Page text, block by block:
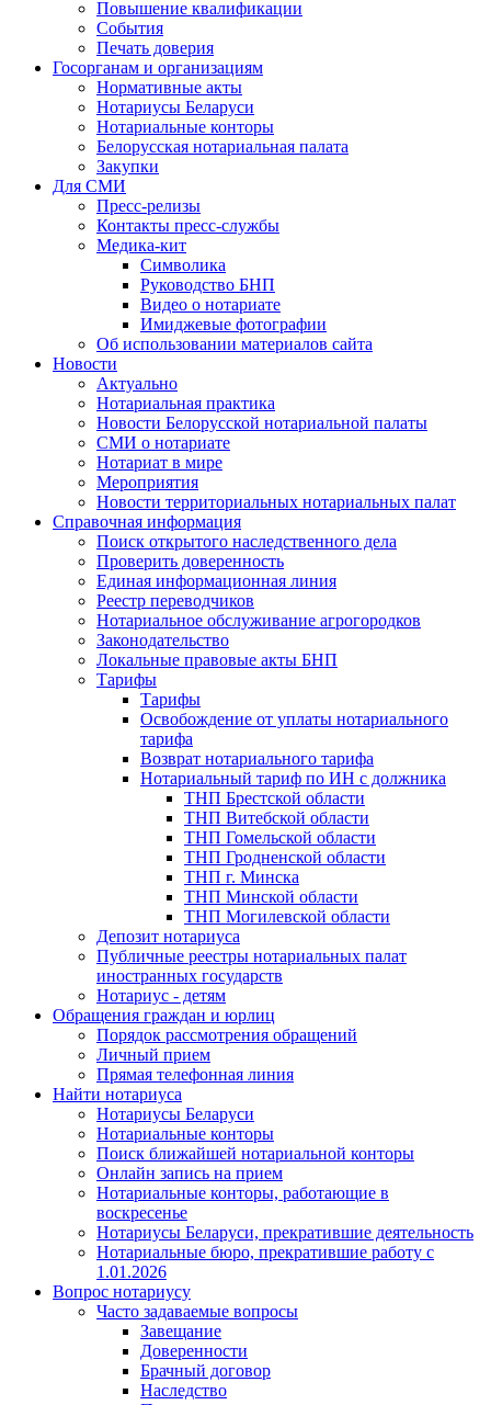
Повышение квалификации
События
Печать доверия
Госорганам и организациям
Нормативные акты
Нотариусы Беларуси
Нотариальные конторы
Белорусская нотариальная палата
Закупки
Для СМИ
Пресс-релизы
Контакты пресс-службы
Медика-кит
Символика
Руководство БНП
Видео о нотариате
Имиджевые фотографии
Об использовании материалов сайта
Новости
Актуально
Нотариальная практика
Новости Белорусской нотариальной палаты
СМИ о нотариате
Нотариат в мире
Мероприятия
Новости территориальных нотариальных палат
Справочная информация
Поиск открытого наследственного дела
Проверить доверенность
Единая информационная линия
Реестр переводчиков
Нотариальное обслуживание агрогородков
Законодательство
Локальные правовые акты БНП
Тарифы
Тарифы
Освобождение от уплаты нотариального
тарифа
Возврат нотариального тарифа
Нотариальный тариф по ИН с должника
ТНП Брестской области
ТНП Витебской области
ТНП Гомельской области
ТНП Гродненской области
ТНП г. Минска
ТНП Минской области
ТНП Могилевской области
Депозит нотариуса
Публичные реестры нотариальных палат
иностранных государств
Нотариус - детям
Обращения граждан и юрлиц
Порядок рассмотрения обращений
Личный прием
Прямая телефонная линия
Найти нотариуса
Нотариусы Беларуси
Нотариальные конторы
Поиск ближайшей нотариальной конторы
Онлайн запись на прием
Нотариальные конторы, работающие в
воскресенье
Нотариусы Беларуси, прекратившие деятельность
Нотариальные бюро, прекратившие работу с
1.01.2026
Вопрос нотариусу
Часто задаваемые вопросы
Завещание
Доверенности
Брачный договор
Наследство